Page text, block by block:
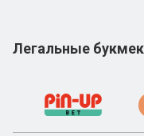
Легальные